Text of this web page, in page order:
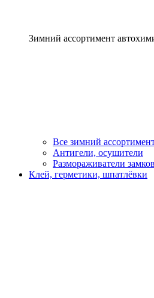
Зимний ассортимент
Все зимний
Антигели, осушители
Размораживатели
Клей, герметики, шпатлёвки